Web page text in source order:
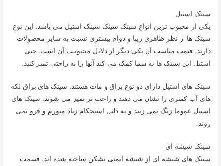
سینک استیل
یکی از محبوب ترین انواع سینک سینک سینک استیل می باشد. این نوع
سینک ها از نظر ظاهری زیبا و دوام بیشتری نسبت به سایر محصولات
دارند. قیمت مناسب آن یکی دیگر از دلایل محبوبیت آن است. جنی
استیل این سینک ها به شما کمک می کند آنها را به راحتی تمیز کنید.
سینک های استیل دارای دو نوع براق و مات هستند. سینک های براق لکه
های آب کمتری را نشان می دهند و راحت تر تمیز می شوند. سینک های
استیل عموما زنگ نمی زنند و به دلیل استحکام زیاد متورم و فرو نمی
روند.
سینک شیشه ای
سینک های شیشه ای از شیشه ایمنی نشکن ساخته شده اند. قسمت